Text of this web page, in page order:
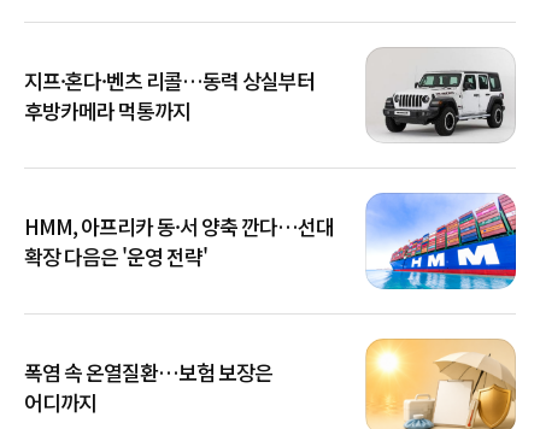
지프·혼다·벤츠 리콜…동력 상실부터
후방카메라 먹통까지
HMM, 아프리카 동·서 양축 깐다…선대
확장 다음은 '운영 전략'
폭염 속 온열질환…보험 보장은
어디까지